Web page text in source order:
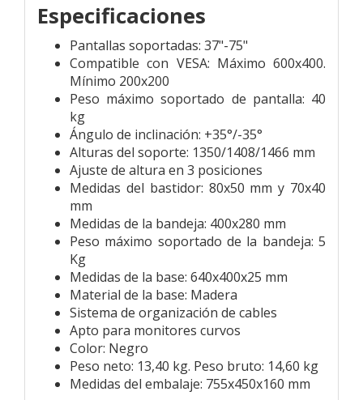
Especificaciones
Pantallas soportadas: 37"-75"
Compatible con VESA: Máximo 600x400.
Mínimo 200x200
Peso máximo soportado de pantalla: 40
kg
Ángulo de inclinación: +35°/-35°
Alturas del soporte: 1350/1408/1466 mm
Ajuste de altura en 3 posiciones
Medidas del bastidor: 80x50 mm y 70x40
mm
Medidas de la bandeja: 400x280 mm
Peso máximo soportado de la bandeja: 5
Kg
Medidas de la base: 640x400x25 mm
Material de la base: Madera
Sistema de organización de cables
Apto para monitores curvos
Color: Negro
Peso neto: 13,40 kg. Peso bruto: 14,60 kg
Medidas del embalaje: 755x450x160 mm